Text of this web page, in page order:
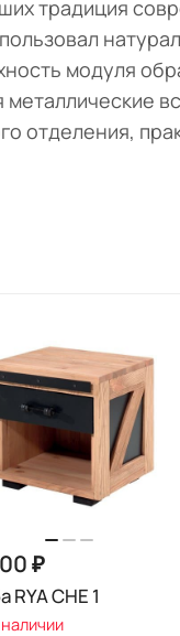
традиция
модуля
отделения,
₽
RYA CHE 1